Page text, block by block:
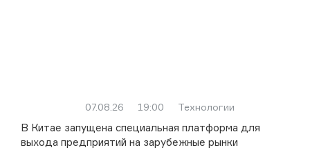
07.08.26 19:00 Технологии
В Китае запущена специальная платформа для
выхода предприятий на зарубежные рынки